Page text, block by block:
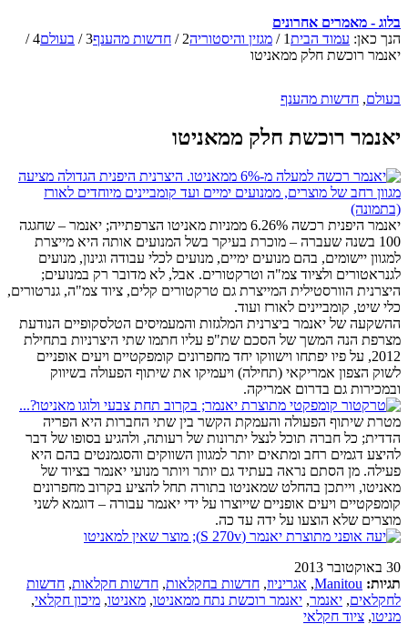
בלוג - מאמרים אחרונים
הנך כאן: עמוד הבית1
/ מגזין והיסטוריה2
/ חדשות מהענף3
/ בעולם4
/
יאנמר רוכשת חלק ממאניטו
בעולם, חדשות מהענף
יאנמר רוכשת חלק ממאניטו
יאנמר היפנית רכשה 6.26% ממניות מאניטו הצרפתייה; יאנמר – שחגגה
100 בשנה שעברה – מוכרת בעיקר בשל המנועים אותה היא מייצרת
למגוון יישומים, בהם מנועים ימיים, מנועים לכלי עבודה וגינון, מנועים
לגנראטורים ולציוד צמ"ה וטרקטורים. אבל, לא מדובר רק במנועים;
היצרנית הוורסטילית המייצרת גם טרקטורים קלים, ציוד צמ"ה, גנרטורים,
כלי שיט, קומביינים לאורז ועוד.
ההשקעה של יאנמר ביצרנית המלגזות והמעמיסים הטלסקופיים הנודעת
מצרפת הנה המשך של הסכם שת"פ עליו חתמו שתי היצרניות בתחילת
2012, על פיו יפתחו וישווקו יחד מחפרונים קומפקטיים ויעים אופניים
לשוק הצפון אמריקאי (תחילה) ויעמיקו את שיתוף הפעולה בשיווק
ובמכירות גם בדרום אמריקה.
מטרת שיתוף הפעולה והעמקת הקשר בין שתי החברות היא הפריה
הדדית; כל חברה תוכל לנצל יתרונות של רעותה, ולהגיע בסופו של דבר
להיצע דגמים רחב ומתאים יותר למגוון השווקים והסגמנטים בהם היא
פעילה. מן הסתם נראה בעתיד גם יותר ויותר מנועי יאנמר בציוד של
מאניטו, וייתכן בהחלט שמאניטו בתורה תחל להציע בקרוב מחפרונים
קומפקטיים ויעים אופניים שייוצרו על ידי יאנמר עבורה – דוגמא לשני
מוצרים שלא הוצעו על ידה עד כה.
30 באוקטובר 2013
תגיות: Manitou
, אגריניוז, חדשות בחקלאות, חדשות חקלאות, חדשות
לחקלאים, יאנמר, יאנמר רוכשת נתח ממאניטו, מאניטו, מיכון חקלאי,
מניטו, ציוד חקלאי